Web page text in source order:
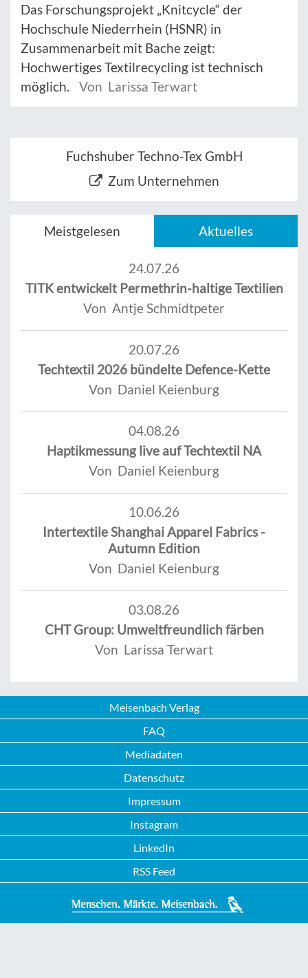
Das Forschungsprojekt „Knitcycle“ der
Hochschule Niederrhein (HSNR) in
Zusammenarbeit mit Bache zeigt:
Hochwertiges Textilrecycling ist technisch
möglich.
Von Larissa Terwart
Fuchshuber Techno-Tex GmbH
Zum Unternehmen
Meistgelesen Aktuelles
24.07.26
TITK entwickelt Permethrin-haltige Textilien
Von Antje Schmidtpeter
20.07.26
Techtextil 2026 bündelte Defence-Kette
Von Daniel Keienburg
04.08.26
Haptikmessung live auf Techtextil NA
Von Daniel Keienburg
10.06.26
Intertextile Shanghai Apparel Fabrics -
Autumn Edition
Von Daniel Keienburg
03.08.26
CHT Group: Umweltfreundlich färben
Von Larissa Terwart
Meisenbach Verlag
FAQ
Mediadaten
Datenschutz
Impressum
Instagram
LinkedIn
RSS Feed